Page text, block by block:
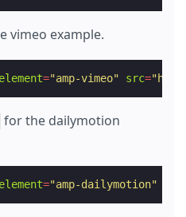
vimeo example.
="amp-vimeo" src=
for the dailymotion
="amp-dailymotion"